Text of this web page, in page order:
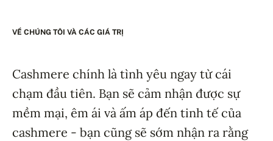
VỀ CHÚNG TÔI VÀ CÁC GIÁ TRỊ
Cashmere chính là tình yêu ngay từ cái
chạm đầu tiên. Bạn sẽ cảm nhận được sự
mềm mại, êm ái và ấm áp đến tinh tế của
cashmere - bạn cũng sẽ sớm nhận ra rằng